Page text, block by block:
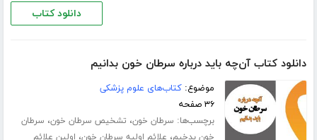
دانلود کتاب
دانلود کتاب آن‌چه باید درباره سرطان خون بدانیم
موضوع:کتاب‌های علوم پزشکی
۳۶ صفحه
برچسب‌ها: سرطان خون، تشخیص سرطان خون، سرطان
خون بدخیم، علائم اولیه سرطان خون، اولین علائم